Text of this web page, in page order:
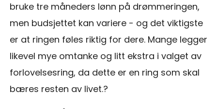
bruke tre måneders lønn på drømmeringen,
men budsjettet kan variere - og det viktigste
er at ringen føles riktig for dere. Mange legger
likevel mye omtanke og litt ekstra i valget av
forlovelsesring, da dette er en ring som skal
bæres resten av livet.?